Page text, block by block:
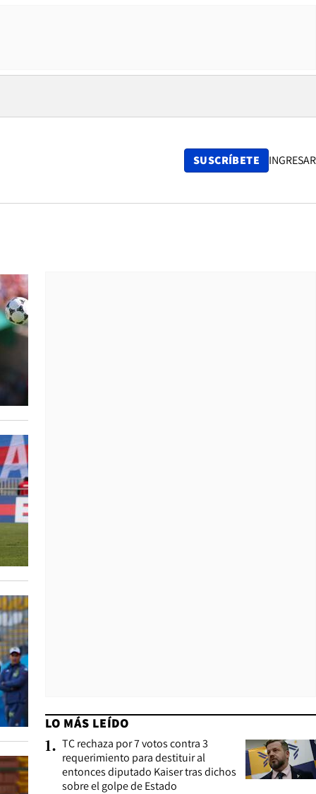
SUSCRÍBETE INGRESAR
LO MÁS LEÍDO
1. TC rechaza por 7 votos contra 3
requerimiento para destituir al
entonces diputado Kaiser tras dichos
sobre el golpe de Estado